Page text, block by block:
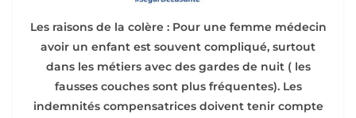
Les raisons de la colère : Pour une femme médecin
avoir un enfant est souvent compliqué, surtout
dans les métiers avec des gardes de nuit ( les
fausses couches sont plus fréquentes). Les
indemnités compensatrices doivent tenir compte